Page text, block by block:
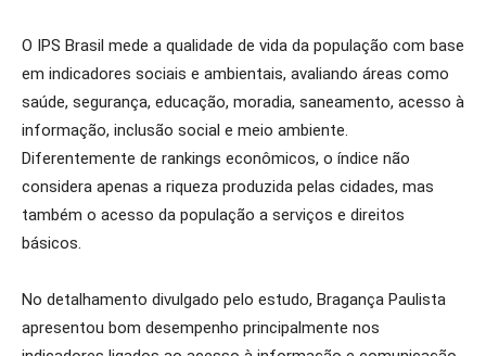
O IPS Brasil mede a qualidade de vida da população com base
em indicadores sociais e ambientais, avaliando áreas como
saúde, segurança, educação, moradia, saneamento, acesso à
informação, inclusão social e meio ambiente.
Diferentemente de rankings econômicos, o índice não
considera apenas a riqueza produzida pelas cidades, mas
também o acesso da população a serviços e direitos
básicos.
No detalhamento divulgado pelo estudo, Bragança Paulista
apresentou bom desempenho principalmente nos